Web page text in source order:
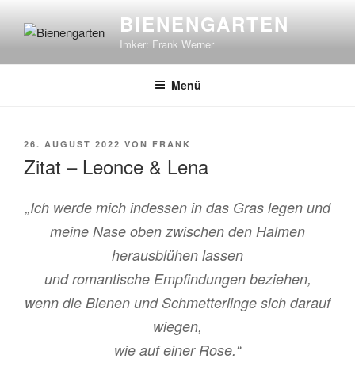
Inhalt
BIENENGARTEN
Imker: Frank Werner
Menü
VERÖFFENTLICHT
26. AUGUST 2022 VON FRANK
Zitat – Leonce & Lena
„Ich werde mich indessen in das Gras legen und
meine Nase oben zwischen den Halmen
herausblühen lassen
und romantische Empfindungen beziehen,
wenn die Bienen und Schmetterlinge sich darauf
wiegen,
wie auf einer Rose.“